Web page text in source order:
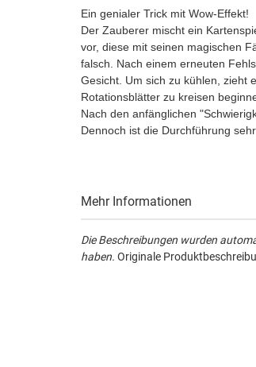
Ein genialer Trick mit Wow-Effekt!
Der Zauberer mischt ein
vor, diese mit seinen magischen
falsch. Nach einem erneuten
Gesicht. Um sich zu kühlen, zieht
Rotationsblätter zu kreisen
Nach den anfänglichen
Dennoch ist die Durchführung sehr
Mehr Informationen
Die Beschreibungen wurden
haben. Originale